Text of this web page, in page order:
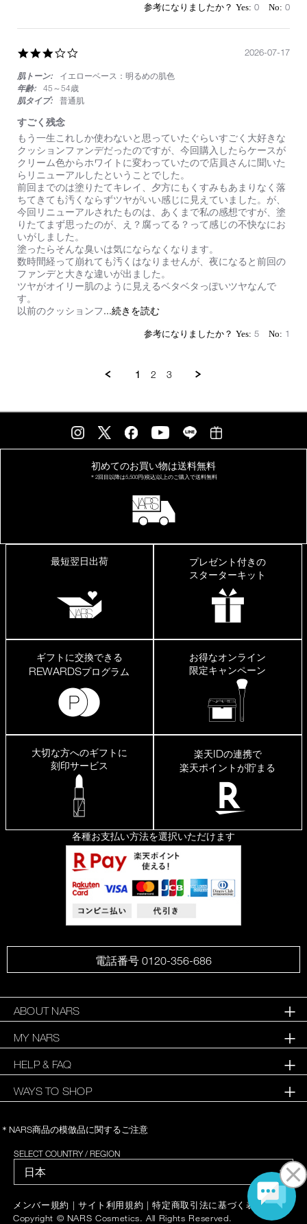
Jul
め
仕
げ
た
い
は
こ
ち
ら
を
使
用
し
て
ま
す。
0 0
rating
肌トーン:
イエローベース：明るめの肌色
年齢:
45～54歳
肌タイプ:
普通肌
すごく残念
Review
by
on
17
Jul
2026
review
stating
す
ご
く
残
念
もう一生これしか使わないと思っていたぐらいすごく大好きな
クッションファンデだったのですが、今回購入したらケースが
クリーム色からホワイトに変わっていたので店員さんに聞いた
らリニューアルしたということでした。
前回までのは塗りたてキレイ、夕方にもくすみもあまりなく落
ちてきても汚くならずツヤがいい感じに見えていました。が、
今回リニューアルされたものは、あくまで私の感想ですが、塗
りたてまず思ったのが、え？腐ってる？って感じの不快なにお
いがしました。
塗ったらそんな臭いは気にならなくなります。
数時間経って崩れても汚くはなりませんが、夜になると前回の
ファンデと大きな違いが出ました。
ツヤがオイリー肌のように見えるベタベタっぽいツヤなんで
す。
以前のクッションフ...続きを読むRead
about
ご
念
2026-07-17
5 1
1 2 3
初めてのお買い物は送料無料
＊2回目以降は5,500円(税込)以上の ご購入で送料無料
最短翌日出荷
プレゼント付きの
スターターキット
ギフトに交換できる
REWARDSプログラム
お得なオンライン
限定キャンペーン
大切な方へのギフトに
刻印サービス
楽天IDの連携で
楽天ポイントが貯まる
各種お支払い方法を選択いただけます
電話番号 0120-356-686
ABOUT NARS
MY NARS
HELP & FAQ
WAYS TO SHOP
＊NARS商品の模倣品に関するご注意
SELECT COUNTRY / REGION
メンバー規約 | サイト利用規約 |特定商取引法に基づく表記|
Copyright © NARS Cosmetics. All Rights Reserved.